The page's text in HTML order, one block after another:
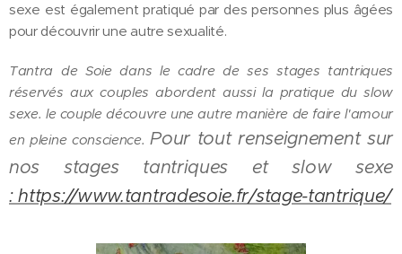
sexe est également pratiqué par des personnes plus âgées
pour découvrir une autre sexualité.
Tantra de Soie dans le cadre de ses stages tantriques
réservés aux couples abordent aussi la pratique du slow
sexe. le couple découvre une autre manière de faire l'amour
en pleine conscience.Pour tout renseignement sur
nos stages tantriques et slow sexe
: https://www.tantradesoie.fr/stage-tantrique/